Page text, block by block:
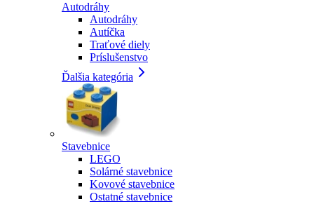
Autodráhy
Autodráhy
Autíčka
Traťové diely
Príslušenstvo
Ďalšia kategória
Stavebnice
LEGO
Solárné stavebnice
Kovové stavebnice
Ostatné stavebnice